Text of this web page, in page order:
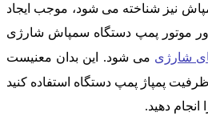
نیز شناخته می شود، موجب ایجاد
موتور پمپ دستگاه سمپاش شارژی
شارژی می شود. این بدان معنیست
پمپاژ پمپ دستگاه استفاده کنید
دهید.